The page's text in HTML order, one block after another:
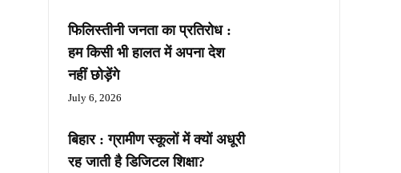
फिलिस्तीनी जनता का प्रतिरोध :
हम किसी भी हालत में अपना देश
नहीं छोड़ेंगे
July 6, 2026
बिहार : ग्रामीण स्कूलों में क्यों अधूरी
रह जाती है डिजिटल शिक्षा?